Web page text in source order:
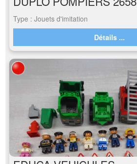
Type : Jouets d'imitation
Détails ...